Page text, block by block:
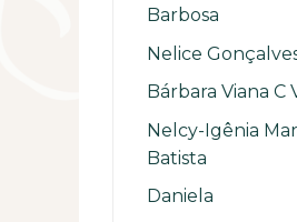
Barbosa
Nelice
Bárbara Viana C
Nelcy-Igênia
Batista
Daniela